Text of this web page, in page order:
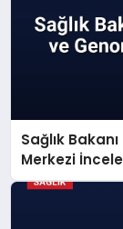
Sağlık
Merkezi